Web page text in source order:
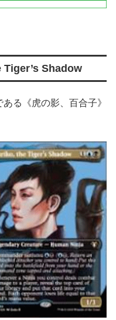
Tiger’s Shadow
る《虎の影、百合子》